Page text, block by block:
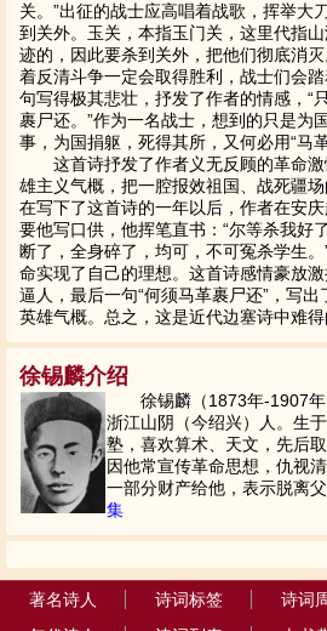
关。”出征的战士应高唱着战歌，挥举大
到关外。玉关，本指玉门关，这里代指
迹的，因此要杀到关外，把他们彻底消
着反清斗争一定会取得胜利，战士们会
句写得极其悲壮，抒发了作者的情感，“
裹尸还。”作为一名战士，想到的只是为
事，为国捐躯，死得其所，又何必用“马
这首诗抒发了作者义无反顾的革命激
雄主义气概，把一腔报效祖国、战死疆场
在写下了这首诗的一年以后，作者在安
要他写口供，他挥笔直书：“尔等杀我好
断了，全身碎了，均可，不可冤杀学生
命实现了自己的理想。这首诗感情豪放
逼人，最后一句“何须马革裹尸还”，写
英雄气概。总之，这是近代边塞诗中难得
徐锡麟介绍
徐锡麟（1873年-1907
浙江山阴（今绍兴）人。生
塾，喜欢算术、天文，先后
因他常宣传革命思想，仇视
一部分财产给他，表示脱离父
集
著名诗人 诗词标签 诗词